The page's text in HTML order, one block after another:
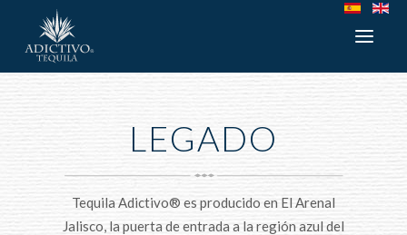
LEGADO
Tequila Adictivo® es producido en El Arenal
Jalisco, la puerta de entrada a la región azul del